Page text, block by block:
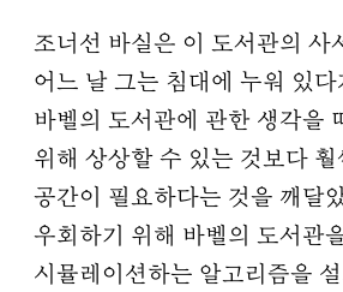
조너선 바실은 이 도서관의 사
어느 날 그는 침대에 누워 있다
바벨의 도서관에 관한 생각을
위해 상상할 수 있는 것보다
공간이 필요하다는 것을 깨달
우회하기 위해 바벨의 도서관
시뮬레이션하는 알고리즘을